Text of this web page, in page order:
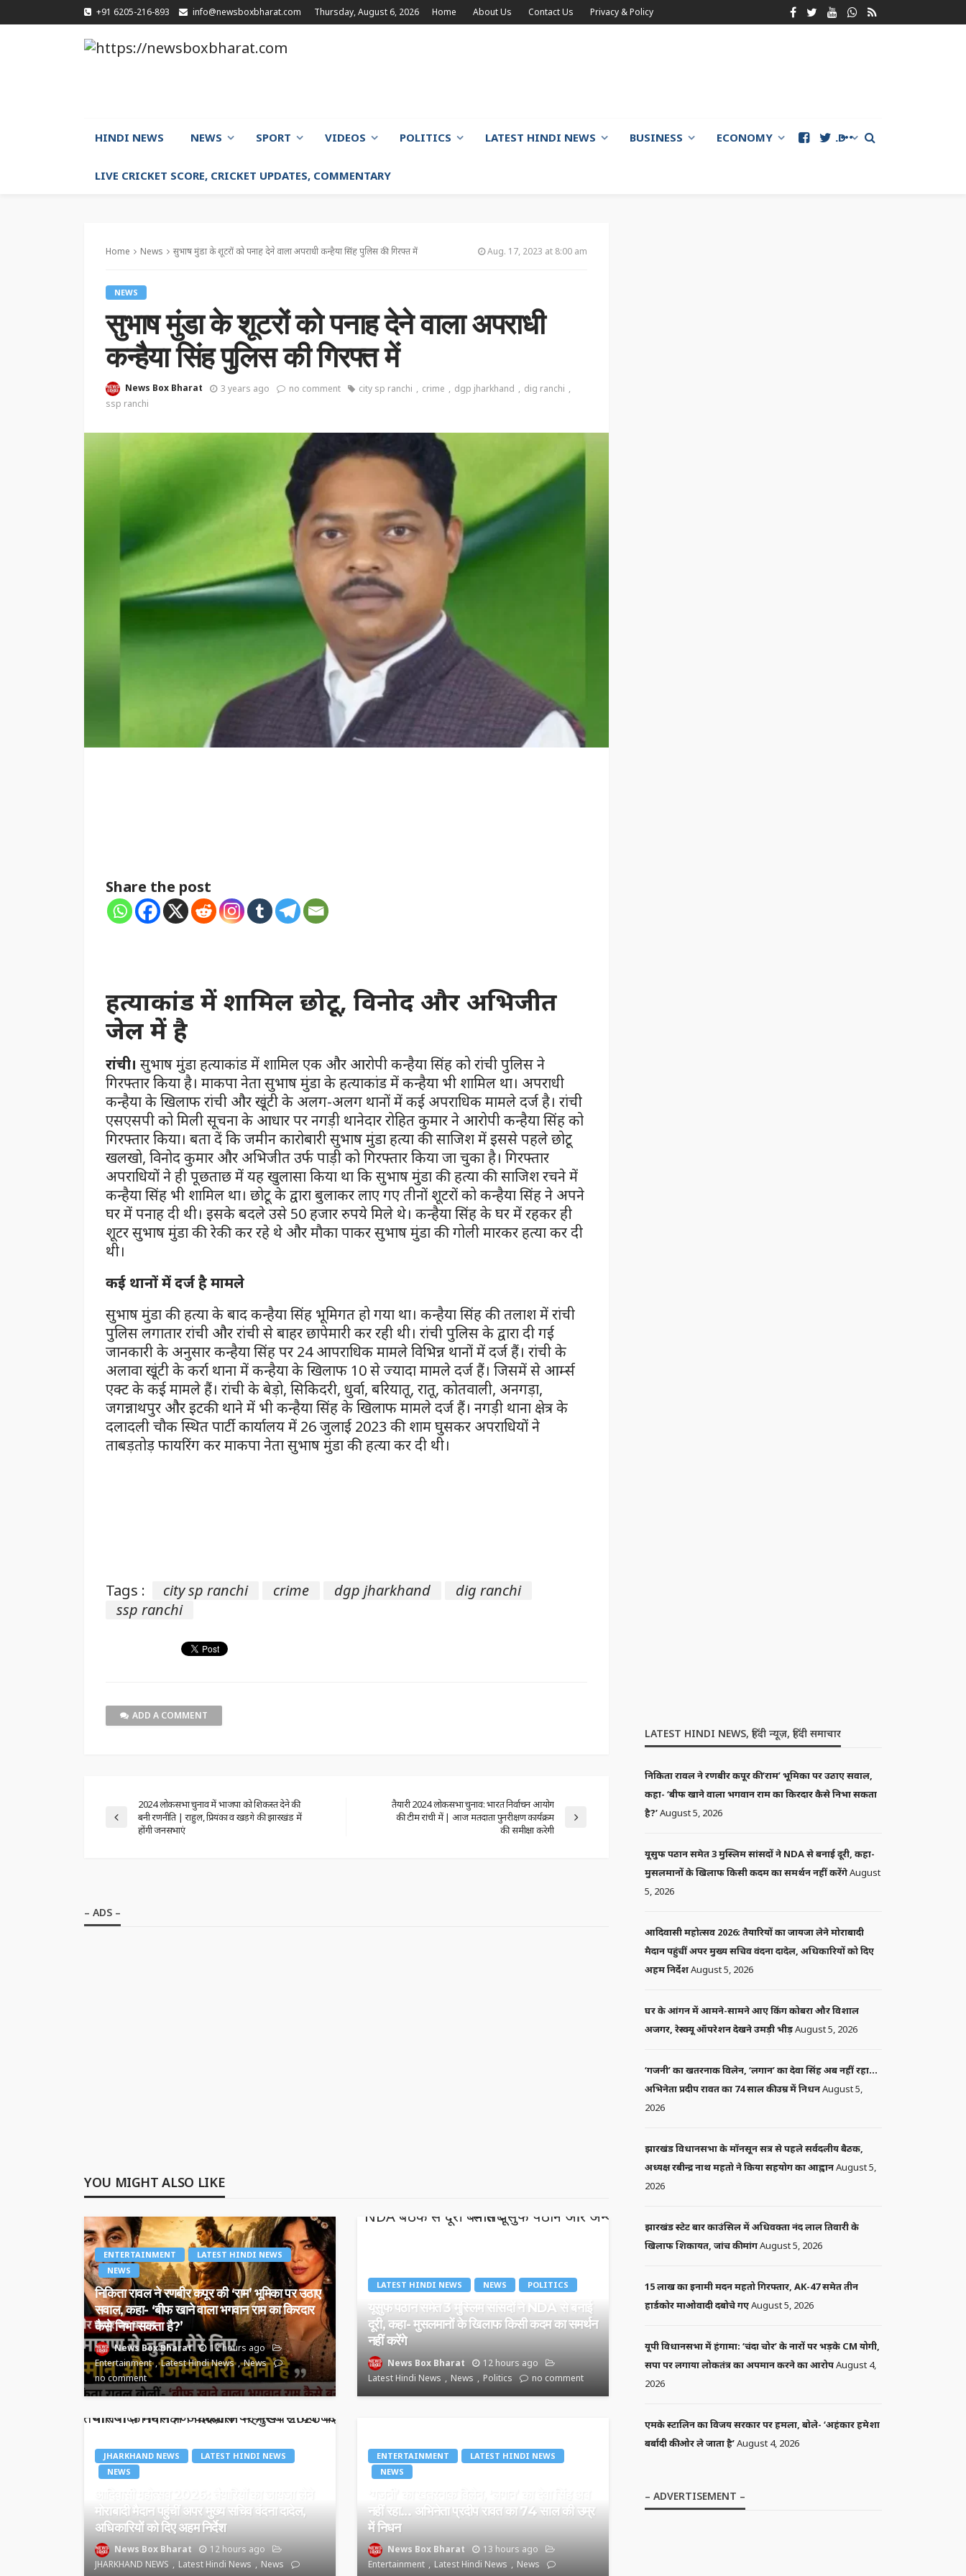
+91 6205-216-893 info@newsboxbharat.com Thursday, August 6, 2026 Home About Us Contact Us Privacy & Policy
HINDI NEWS NEWS SPORT VIDEOS POLITICS LATEST HINDI NEWS BUSINESS ECONOMY WORLD
LIVE CRICKET SCORE, CRICKET UPDATES, COMMENTARY
Home News सुभाष मुंडा के शूटरों को पनाह देने वाला अपराधी कन्हैया सिंह पुलिस की गिरफ्त में Aug. 17, 2023 at 8:00 am
NEWS
सुभाष मुंडा के शूटरों को पनाह देने वाला अपराधी
कन्हैया सिंह पुलिस की गिरफ्त में
News Box Bharat 3 years ago no comment city sp ranchi crime dgp jharkhand
dig ranchi
ssp ranchi
Share the post
हत्याकांड में शामिल छोटू, विनोद और अभिजीत
जेल में है
रांची। सुभाष मुंडा हत्याकांड में शामिल एक और आरोपी कन्हैया सिंह को रांची पुलिस ने
गिरफ्तार किया है। माकपा नेता सुभाष मुंडा के हत्याकांड में कन्हैया भी शामिल था। अपराधी
कन्हैया के खिलाफ रांची और खूंटी के अलग-अलग थानों में कई अपराधिक मामले दर्ज है। रांची
एसएसपी को मिली सूचना के आधार पर नगड़ी थानेदार रोहित कुमार ने आरोपी कन्हैया सिंह को
गिरफ्तार किया। बता दें कि जमीन कारोबारी सुभाष मुंडा हत्या की साजिश में इससे पहले छोटू
खलखो, विनोद कुमार और अभिजीत उर्फ पाड़ी को गिरफ्तार किया जा चुका है। गिरफ्तार
अपराधियों ने ही पूछताछ में यह खुलासा किया था कि सुभाष मुंडा की हत्या की साजिश रचने में
कन्हैया सिंह भी शामिल था। छोटू के द्वारा बुलाकर लाए गए तीनों शूटरों को कन्हैया सिंह ने अपने
घर में पनाह दी थी। इसके बदले उसे 50 हजार रुपये मिले थे। कन्हैया सिंह के घर में रहकर ही
शूटर सुभाष मुंडा की रेकी कर रहे थे और मौका पाकर सुभाष मुंडा की गोली मारकर हत्या कर दी
थी।
कई थानों में दर्ज है मामले
सुभाष मुंडा की हत्या के बाद कन्हैया सिंह भूमिगत हो गया था। कन्हैया सिंह की तलाश में रांची
पुलिस लगातार रांची और रांची से बाहर छापेमारी कर रही थी। रांची पुलिस के द्वारा दी गई
जानकारी के अनुसार कन्हैया सिंह पर 24 आपराधिक मामले विभिन्न थानों में दर्ज हैं। रांची के
अलावा खूंटी के कर्रा थाना में कन्हैया के खिलाफ 10 से ज्यादा मामले दर्ज हैं। जिसमें से आर्म्स
एक्ट के कई मामले हैं। रांची के बेड़ो, सिकिदरी, धुर्वा, बरियातू, रातू, कोतवाली, अनगड़ा,
जगन्नाथपुर और इटकी थाने में भी कन्हैया सिंह के खिलाफ मामले दर्ज हैं। नगड़ी थाना क्षेत्र के
दलादली चौक स्थित पार्टी कार्यालय में 26 जुलाई 2023 की शाम घुसकर अपराधियों ने
ताबड़तोड़ फायरिंग कर माकपा नेता सुभाष मुंडा की हत्या कर दी थी।
Tags : city sp ranchi crime dgp jharkhand
dig ranchi
ssp ranchi
ADD A COMMENT
2024 लोकसभा चुनाव में भाजपा को शिकस्त देने की
बनी रणनीति | राहुल, प्रियंका व खड़गे की झारखंड में
होंगी जनसभाएं
तैयारी 2024 लोकसभा चुनाव: भारत निर्वाचन आयोग
की टीम रांची में | आज मतदाता पुनरीक्षण कार्यक्रम
की समीक्षा करेगी
– ADS –
YOU MIGHT ALSO LIKE
ENTERTAINMENT
LATEST HINDI NEWS
NEWS
निकिता रावल ने रणबीर कपूर की ‘राम’ भूमिका पर उठाए
सवाल, कहा- ‘बीफ खाने वाला भगवान राम का किरदार
कैसे निभा सकता है?’
News Box Bharat
12 hours ago
Entertainment
Latest Hindi News
News
no comment
LATEST HINDI NEWS NEWS POLITICS
यूसुफ पठान समेत 3 मुस्लिम सांसदों ने NDA से बनाई
दूरी, कहा- मुसलमानों के खिलाफ किसी कदम का समर्थन
नहीं करेंगे
News Box Bharat
12 hours ago
Latest Hindi News
News Politics no comment
JHARKHAND NEWS
LATEST HINDI NEWS
NEWS
आदिवासी महोत्सव 2026: तैयारियों का जायजा लेने
मोराबादी मैदान पहुंचीं अपर मुख्य सचिव वंदना दादेल,
अधिकारियों को दिए अहम निर्देश
News Box Bharat
12 hours ago
JHARKHAND NEWS
Latest Hindi News
News
ENTERTAINMENT
LATEST HINDI NEWS
NEWS
नहीं रहा… अभिनेता प्रदीप रावत का 74 साल की उम्र
में निधन
News Box Bharat
13 hours ago
Entertainment
Latest Hindi News
News
LATEST HINDI NEWS, हिंदी न्यूज़, हिंदी समाचार
निकिता रावल ने रणबीर कपूर की ‘राम’ भूमिका पर उठाए सवाल,
कहा- ‘बीफ खाने वाला भगवान राम का किरदार कैसे निभा सकता
है?’August 5, 2026
यूसुफ पठान समेत 3 मुस्लिम सांसदों ने NDA से बनाई दूरी, कहा-
मुसलमानों के खिलाफ किसी कदम का समर्थन नहीं करेंगेAugust
5, 2026
आदिवासी महोत्सव 2026: तैयारियों का जायजा लेने मोराबादी
मैदान पहुंचीं अपर मुख्य सचिव वंदना दादेल, अधिकारियों को दिए
अहम निर्देशAugust 5, 2026
घर के आंगन में आमने-सामने आए किंग कोबरा और विशाल
अजगर, रेस्क्यू ऑपरेशन देखने उमड़ी भीड़August 5, 2026
‘गजनी’ का खतरनाक विलेन, ‘लगान’ का देवा सिंह अब नहीं रहा…
अभिनेता प्रदीप रावत का 74 साल की उम्र में निधनAugust 5,
2026
झारखंड विधानसभा के मॉनसून सत्र से पहले सर्वदलीय बैठक,
अध्यक्ष रबीन्द्र नाथ महतो ने किया सहयोग का आह्वानAugust 5,
2026
झारखंड स्टेट बार काउंसिल में अधिवक्ता नंद लाल तिवारी के
खिलाफ शिकायत, जांच की मांगAugust 5, 2026
15 लाख का इनामी मदन महतो गिरफ्तार, AK-47 समेत तीन
हार्डकोर माओवादी दबोचे गएAugust 5, 2026
यूपी विधानसभा में हंगामा: ‘चंदा चोर’ के नारों पर भड़के CM योगी,
सपा पर लगाया लोकतंत्र का अपमान करने का आरोपAugust 4,
2026
एमके स्टालिन का विजय सरकार पर हमला, बोले- ‘अहंकार हमेशा
बर्बादी की ओर ले जाता है’August 4, 2026
– ADVERTISEMENT –